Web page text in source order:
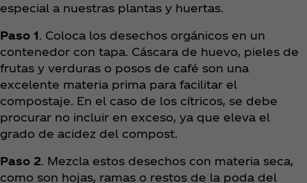
especial a nuestras plantas y huertas.
Paso 1
. Coloca los desechos orgánicos en un
contenedor con tapa. Cáscara de huevo, pieles de
frutas y verduras o posos de café son una
excelente materia prima para facilitar el
compostaje. En el caso de los cítricos, se debe
procurar no incluir en exceso, ya que eleva el
grado de acidez del compost.
Paso 2 . Mezcla estos desechos con materia seca,
como son hojas, ramas o restos de la poda del